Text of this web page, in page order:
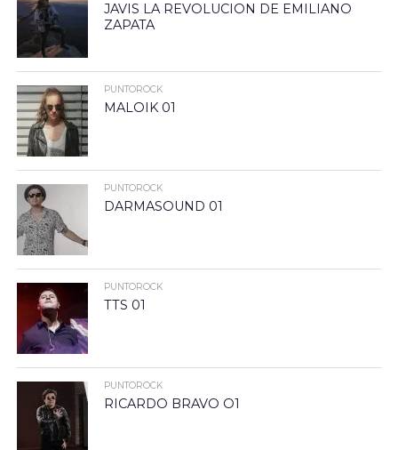
JAVIS LA REVOLUCION DE EMILIANO
ZAPATA
PUNTOROCK
MALOIK 01
PUNTOROCK
DARMASOUND 01
PUNTOROCK
TTS 01
PUNTOROCK
RICARDO BRAVO O1